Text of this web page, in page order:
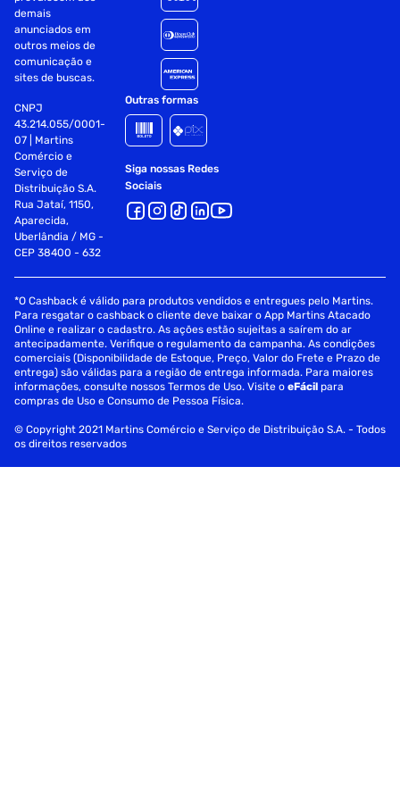
demais
anunciados em
outros meios de
comunicação e
sites de buscas.
CNPJ
43.214.055/0001-
07 | Martins
Comércio e
Serviço de
Distribuição S.A.
Rua Jataí, 1150,
Aparecida,
Uberlândia / MG -
CEP 38400 - 632
Outras formas
Siga nossas Redes
Sociais
*O Cashback é válido para produtos vendidos e entregues pelo Martins.
Para resgatar o cashback o cliente deve baixar o App Martins Atacado
Online e realizar o cadastro. As ações estão sujeitas a saírem do ar
antecipadamente. Verifique o regulamento da campanha. As condições
comerciais (Disponibilidade de Estoque, Preço, Valor do Frete e Prazo de
entrega) são válidas para a região de entrega informada. Para maiores
informações, consulte nossos Termos de Uso. Visite oeFácil para
compras de Uso e Consumo de Pessoa Física.
© Copyright 2021 Martins Comércio e Serviço de Distribuição S.A. - Todos
os direitos reservados